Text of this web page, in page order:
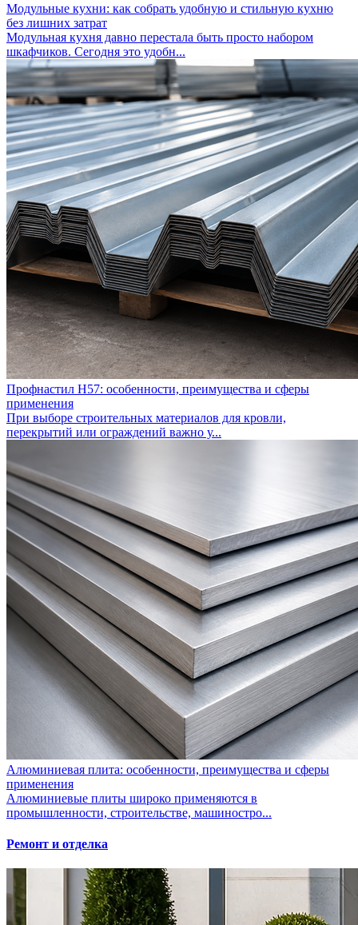
Модульные кухни: как собрать удобную и стильную кухню
без лишних затрат
Модульная кухня давно перестала быть просто набором
шкафчиков. Сегодня это удобн...
Профнастил Н57: особенности, преимущества и сферы
применения
При выборе строительных материалов для кровли,
перекрытий или ограждений важно у...
Алюминиевая плита: особенности, преимущества и сферы
применения
Алюминиевые плиты широко применяются в
промышленности, строительстве, машиностро...
Ремонт и отделка